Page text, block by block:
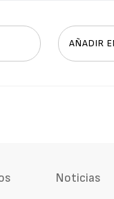
AÑADIR
Noticias